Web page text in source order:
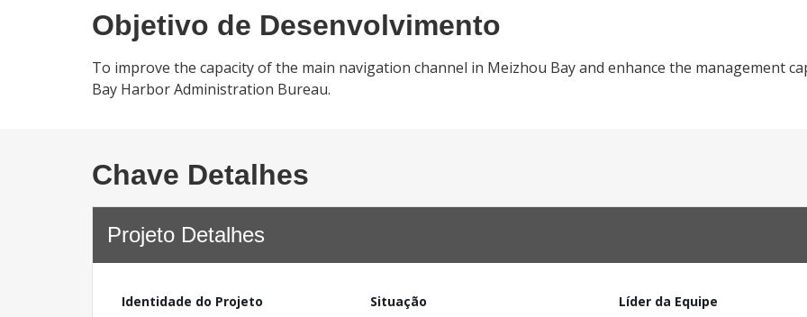
Objetivo de Desenvolvimento
To improve the capacity of the main navigation channel in Meizhou Bay and enhance the management
Bay Harbor Administration Bureau.
Chave Detalhes
Projeto Detalhes
Identidade do Projeto
Situação
Líder da Equipe